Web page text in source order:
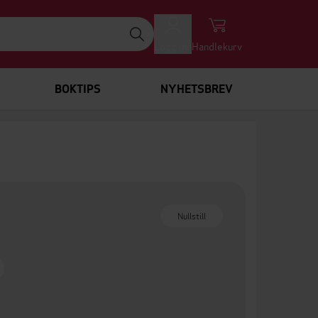
Handlekurv
BOKTIPS NYHETSBREV
Nullstill